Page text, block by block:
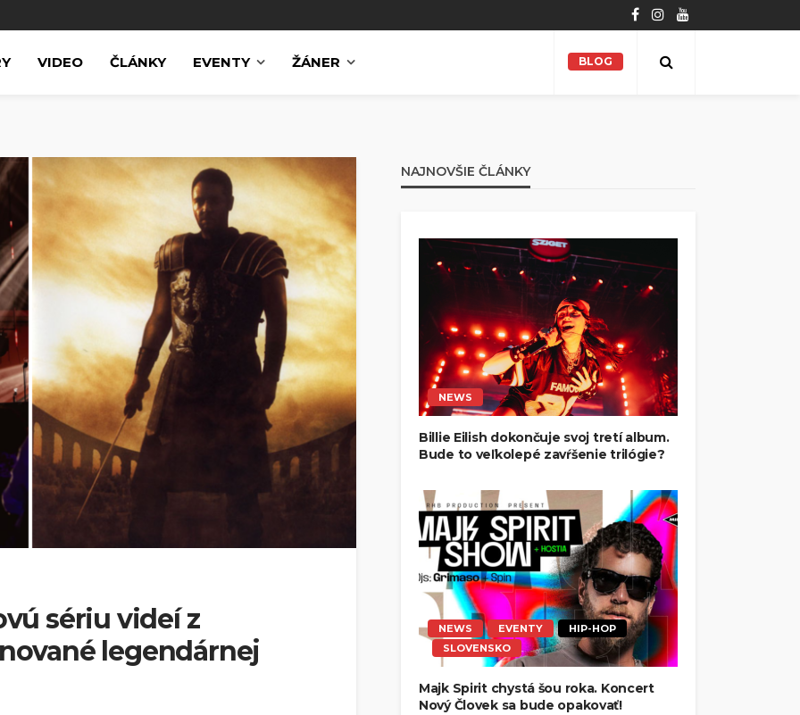
VIDEO ČLÁNKY EVENTY ŽÁNER BLOG
sériu videí z
legendárnej
NAJNOVŠIE ČLÁNKY
NEWS
Billie Eilish dokončuje svoj tretí album.
Bude to veľkolepé zavŕšenie trilógie?
NEWS EVENTY
HIP-HOP
SLOVENSKO
Majk Spirit chystá šou roka. Koncert
Nový Človek sa bude opakovať!